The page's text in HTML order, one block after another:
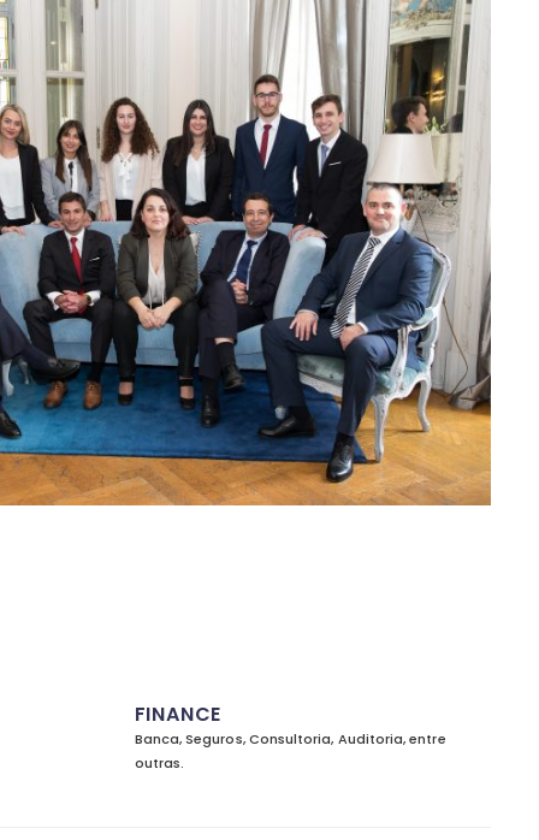
FINANCE
Banca, Seguros, Consultoria, Auditoria, entre
outras.